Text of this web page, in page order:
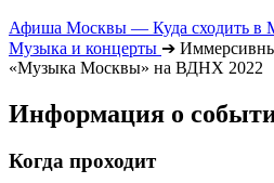
Афиша Москвы — Куда сходить в
Музыка и концерты ➔
«Музыка Москвы» на ВДНХ 2022
Информация о
Когда проходит